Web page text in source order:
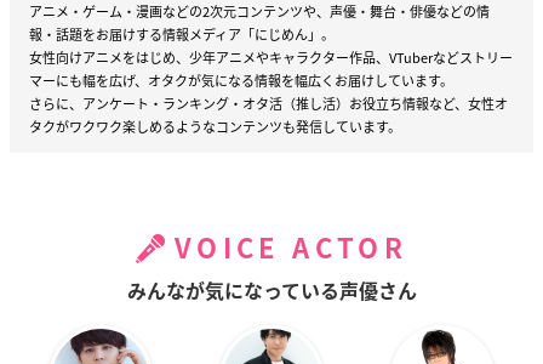
アニメ・ゲーム・漫画などの2次元コンテンツや、声優・舞台・俳優などの情
報・話題をお届けする情報メディア「にじめん」。
女性向けアニメをはじめ、少年アニメやキャラクター作品、VTuberなどストリー
マーにも幅を広げ、オタクが気になる情報を幅広くお届けしています。
さらに、アンケート・ランキング・オタ活（推し活）お役立ち情報など、女性オ
タクがワクワク楽しめるようなコンテンツも発信しています。
VOICE ACTOR
みんなが気になっている声優さん